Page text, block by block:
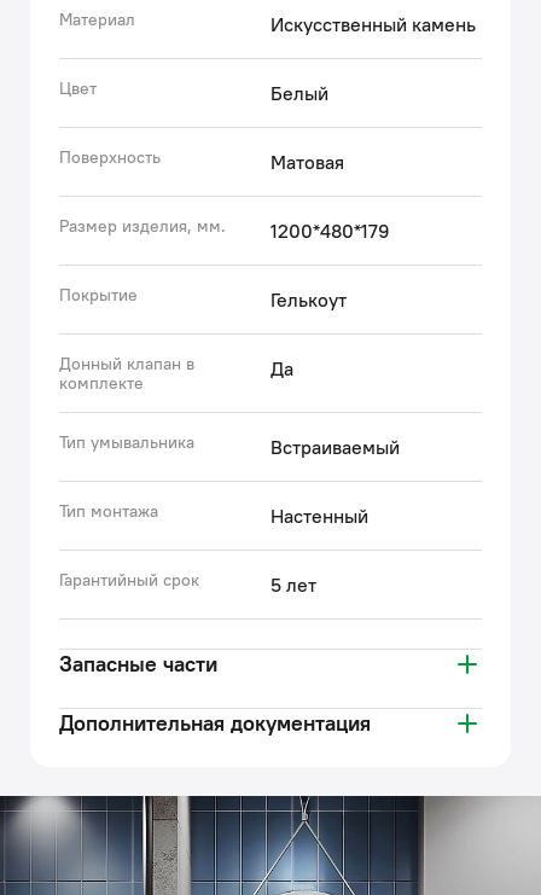
• Покрытие умывальника IDDIS® из гелькоута
отсутствию микропор. Гелькоут отличается
глянцевым блеском и совершенно гладкой
поверхностью, что обеспечивает красивый внешний
вид умывальника.
• Умывальник IDDIS® прост в уходе – достаточно
обычного мыльного раствора или чистящего
(с) Авторский текст, июнь 2022 г.
Материал Искусственный камень
Цвет Белый
Поверхность Матовая
Размер изделия, мм. 1200*480*179
Покрытие Гелькоут
Донный клапан в
комплекте
Да
Тип умывальника Встраиваемый
Тип монтажа Настенный
Гарантийный срок 5 лет
Запасные части
Дополнительная документация